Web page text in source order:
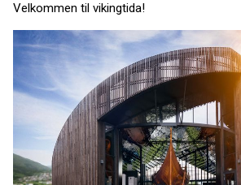
Velkommen til vikingtida!